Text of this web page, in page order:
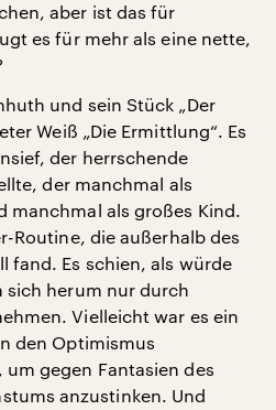
aber ist das für
es für mehr als eine nette,
und sein Stück „Der
Weiß „Die Ermittlung“. Es
der herrschende
der manchmal als
manchmal als großes Kind.
Routine, die außerhalb des
fand. Es schien, als würde
sich herum nur durch
Vielleicht war es ein
den Optimismus
gegen Fantasien des
anzustinken. Und